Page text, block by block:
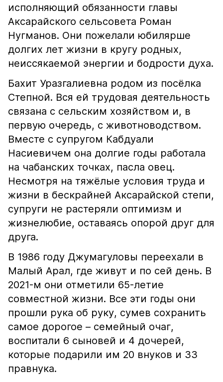
исполняющий обязанности главы
Аксарайского сельсовета Роман
Нугманов. Они пожелали юбилярше
долгих лет жизни в кругу родных,
неиссякаемой энергии и бодрости духа.
Бахит Уразгалиевна родом из посёлка
Степной. Вся ей трудовая деятельность
связана с сельским хозяйством и, в
первую очередь, с животноводством.
Вместе с супругом Кабдуали
Насиевичем она долгие годы работала
на чабанских точках, пасла овец.
Несмотря на тяжёлые условия труда и
жизни в бескрайней Аксарайской степи,
супруги не растеряли оптимизм и
жизнелюбие, оставаясь опорой друг для
друга.
В 1986 году Джумагуловы переехали в
Малый Арал, где живут и по сей день. В
2021-м они отметили 65-летие
совместной жизни. Все эти годы они
прошли рука об руку, сумев сохранить
самое дорогое – семейный очаг,
воспитали 6 сыновей и 4 дочерей,
которые подарили им 20 внуков и 33
правнука.